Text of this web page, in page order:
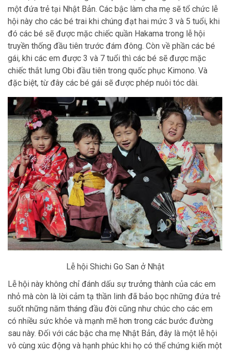
một đứa trẻ tại Nhật Bản. Các bậc làm cha mẹ sẽ tổ chức lễ
hội này cho các bé trai khi chúng đạt hai mức 3 và 5 tuổi, khi
đó các bé sẽ được mặc chiếc quần Hakama trong lễ hội
truyền thống đầu tiên trước đám đông. Còn về phần các bé
gái, khi các em được 3 và 7 tuổi thì các bé sẽ được mặc
chiếc thắt lưng Obi đầu tiên trong quốc phục Kimono. Và
đặc biệt, từ đây các bé gái sẽ được phép nuôi tóc dài.
Lễ hội Shichi Go San ở Nhật
Lễ hội này không chỉ đánh dấu sự trưởng thành của các em
nhỏ mà còn là lời cảm tạ thần linh đã bảo bọc những đứa trẻ
suốt những năm tháng đầu đời cũng như chúc cho các em
có nhiều sức khỏe và mạnh mẽ hơn trong các bước đường
sau này. Đối với các bậc cha mẹ Nhật Bản, đây là một lễ hội
vô cùng xúc động và hạnh phúc khi họ có thể chứng kiến một